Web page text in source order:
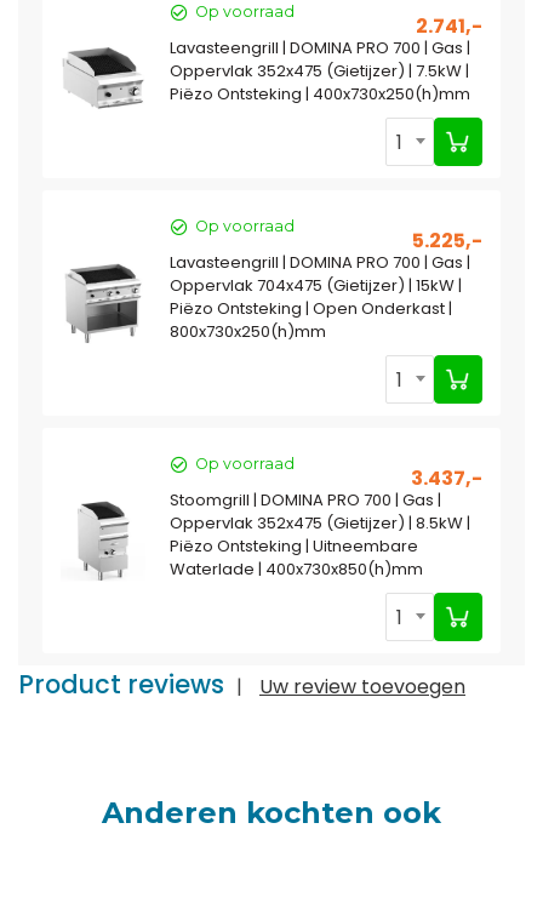
Op voorraad
2.741,-
Lavasteengrill | DOMINA PRO 700 | Gas |
Oppervlak 352x475 (Gietijzer) | 7.5kW |
Piëzo Ontsteking | 400x730x250(h)mm
1
Op voorraad
5.225,-
Lavasteengrill | DOMINA PRO 700 | Gas |
Oppervlak 704x475 (Gietijzer) | 15kW |
Piëzo Ontsteking | Open Onderkast |
800x730x250(h)mm
1
Op voorraad
3.437,-
Stoomgrill | DOMINA PRO 700 | Gas |
Oppervlak 352x475 (Gietijzer) | 8.5kW |
Piëzo Ontsteking | Uitneembare
Waterlade | 400x730x850(h)mm
1
Product reviews | Uw review toevoegen
Anderen kochten ook